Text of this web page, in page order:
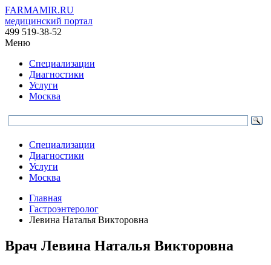
FARMAMIR.RU
медицинский портал
499 519-38-52
Меню
Специализации
Диагностики
Услуги
Москва
Специализации
Диагностики
Услуги
Москва
Главная
Гастроэнтеролог
Левина Наталья Викторовна
Врач Левина Наталья Викторовна